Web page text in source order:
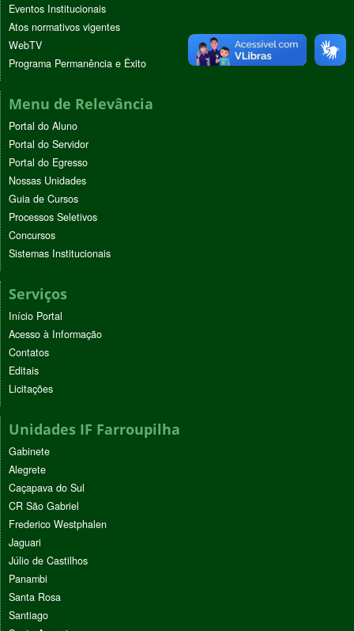
Eventos Institucionais
Atos normativos vigentes
WebTV
Programa Permanência e Êxito
Menu de Relevância
Portal do Aluno
Portal do Servidor
Portal do Egresso
Nossas Unidades
Guia de Cursos
Processos Seletivos
Concursos
Sistemas Institucionais
Serviços
Início Portal
Acesso à Informação
Contatos
Editais
Licitações
Unidades IF Farroupilha
Gabinete
Alegrete
Caçapava do Sul
CR São Gabriel
Frederico Westphalen
Jaguari
Júlio de Castilhos
Panambi
Santa Rosa
Santiago